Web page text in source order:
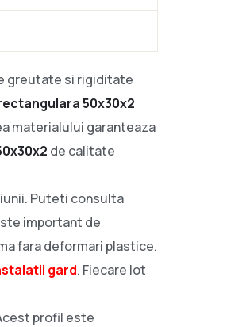
greutate si rigiditate
50x30x2
materialului garanteaza
de calitate
Puteti consulta
important de
fara deformari plastice.
gard. Fiecare lot
profil este